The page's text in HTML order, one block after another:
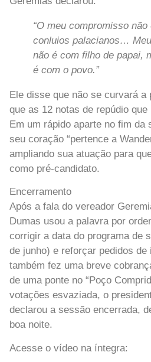
“O meu compromisso
conluios palacianos…
não é com filho de papai,
é com o povo.”
Ele disse que não se curvará a
que as 12 notas de repúdio que
Em um rápido aparte no fim da
seu coração “pertence a
ampliando sua atuação para
como pré-candidato.
Encerramento
Após a fala do vereador
Dumas usou a palavra por
corrigir a data do programa de
de junho) e reforçar pedidos de
também fez uma breve
de uma ponte no “Poço
votações esvaziada, o
declarou a sessão encerrada,
boa noite.
Acesse o vídeo na íntegra: